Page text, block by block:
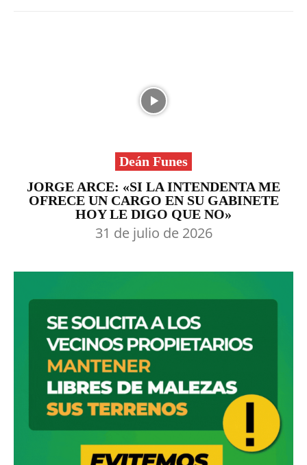
Deán Funes
JORGE ARCE: «SI LA INTENDENTA ME
OFRECE UN CARGO EN SU GABINETE
HOY LE DIGO QUE NO»
31 de julio de 2026